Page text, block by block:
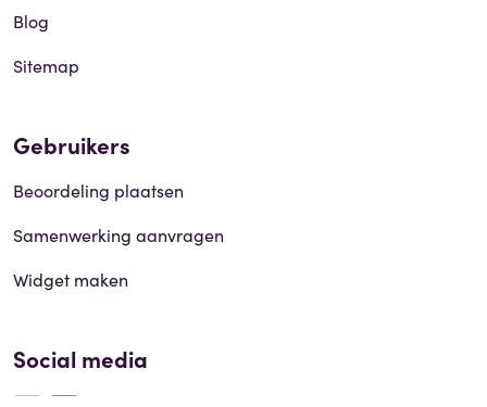
Blog
Sitemap
Gebruikers
Beoordeling plaatsen
Samenwerking aanvragen
Widget maken
Social media